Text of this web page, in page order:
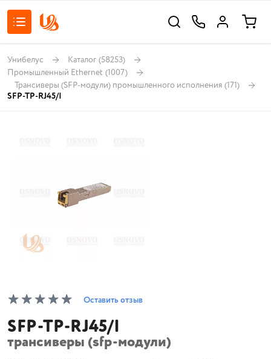
Унибелус Каталог (58253)
Промышленный Ethernet (1007)
Трансиверы (SFP-модули) промышленного исполнения (171)
SFP-TP-RJ45/I
Оставить отзыв
SFP-TP-RJ45/I
трансиверы (sfp-модули)